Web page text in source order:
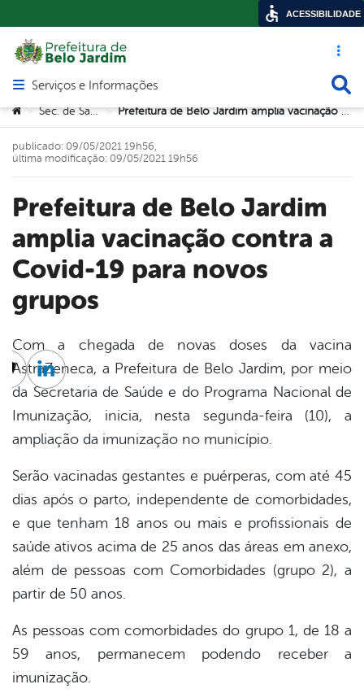
Acesso
Abrir menu principal de navegação
Serviços e Informações
Você está aqui:
> Sec. de Saúde > Prefeitura de Belo Jardim amplia vacinação contra a Covid-19 para novos grupos
Prefeitura de Belo Jardim
amplia vacinação contra a
Covid-19 para novos
grupos
publicado: 09/05/2021 19h56,
última modificação: 09/05/2021 19h56
Com a chegada de novas doses da vacina
AstraZeneca, a Prefeitura de Belo Jardim, por meio
da Secretaria de Saúde e do Programa Nacional de
Imunização, inicia, nesta segunda-feira (10), a
ampliação da imunização no município.
Serão vacinadas gestantes e puérperas, com até 45
dias após o parto, independente de comorbidades,
e que tenham 18 anos ou mais e profissionais de
saúde ativos acima de 25 anos das áreas em anexo,
além de pessoas com Comorbidades (grupo 2), a
partir de 50 anos.
As pessoas com comorbidades do grupo 1, de 18 a
59 anos, permanecem podendo receber a
imunização.
TwitterLinkedin
ACESSIBILIDADE